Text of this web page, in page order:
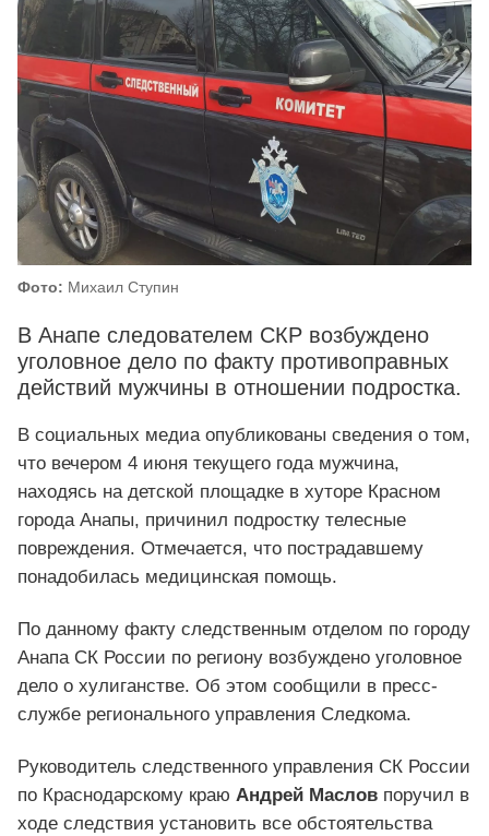
Фото: Михаил Ступин
В Анапе следователем СКР возбуждено
уголовное дело по факту противоправных
действий мужчины в отношении подростка.
В социальных медиа опубликованы сведения о том,
что вечером 4 июня текущего года мужчина,
находясь на детской площадке в хуторе Красном
города Анапы, причинил подростку телесные
повреждения. Отмечается, что пострадавшему
понадобилась медицинская помощь.
По данному факту следственным отделом по городу
Анапа СК России по региону возбуждено уголовное
дело о хулиганстве. Об этом сообщили в пресс-
службе регионального управления Следкома.
Руководитель следственного управления СК России
по Краснодарскому краю Андрей Маслов поручил в
ходе следствия установить все обстоятельства